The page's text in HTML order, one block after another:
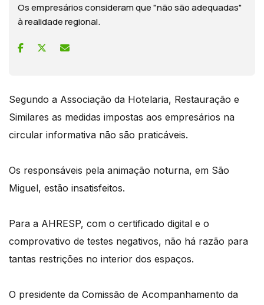
Os empresários consideram que "não são adequadas"
à realidade regional.
Segundo a Associação da Hotelaria, Restauração e
Similares as medidas impostas aos empresários na
circular informativa não são praticáveis.
Os responsáveis pela animação noturna, em São
Miguel, estão insatisfeitos.
Para a AHRESP, com o certificado digital e o
comprovativo de testes negativos, não há razão para
tantas restrições no interior dos espaços.
O presidente da Comissão de Acompanhamento da